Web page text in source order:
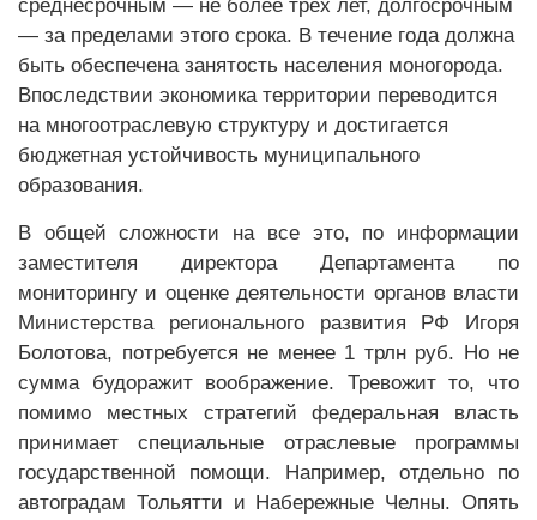
среднесрочным — не более трех лет, долгосрочным
— за пределами этого срока. В течение года должна
быть обеспечена занятость населения моногорода.
Впоследствии экономика территории переводится
на многоотраслевую структуру и достигается
бюджетная устойчивость муниципального
образования.
В общей сложности на все это, по информации
заместителя директора Департамента по
мониторингу и оценке деятельности органов власти
Министерства регионального развития РФ Игоря
Болотова, потребуется не менее 1 трлн руб. Но не
сумма будоражит воображение. Тревожит то, что
помимо местных стратегий федеральная власть
принимает специальные отраслевые программы
государственной помощи. Например, отдельно по
автоградам Тольятти и Набережные Челны. Опять